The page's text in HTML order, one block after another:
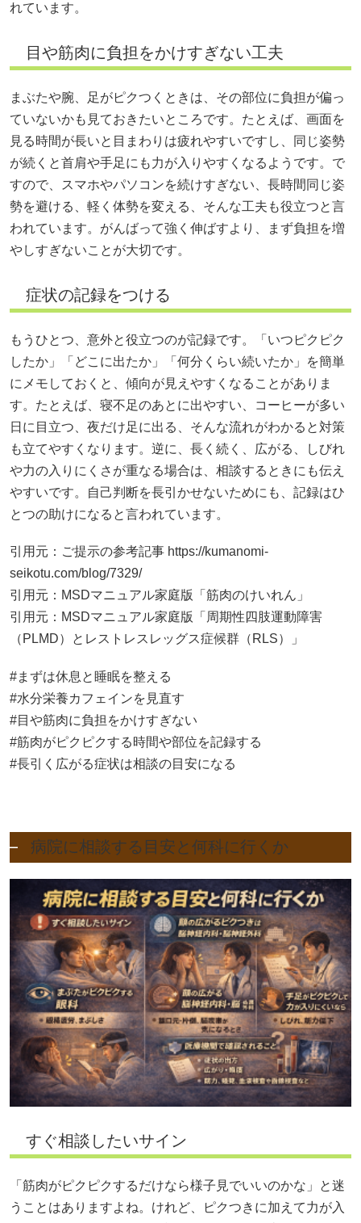
れています。
目や筋肉に負担をかけすぎない工夫
まぶたや腕、足がピクつくときは、その部位に負担が偏っ
ていないかも見ておきたいところです。たとえば、画面を
見る時間が長いと目まわりは疲れやすいですし、同じ姿勢
が続くと首肩や手足にも力が入りやすくなるようです。で
すので、スマホやパソコンを続けすぎない、長時間同じ姿
勢を避ける、軽く体勢を変える、そんな工夫も役立つと言
われています。がんばって強く伸ばすより、まず負担を増
やしすぎないことが大切です。
症状の記録をつける
もうひとつ、意外と役立つのが記録です。「いつピクピク
したか」「どこに出たか」「何分くらい続いたか」を簡単
にメモしておくと、傾向が見えやすくなることがありま
す。たとえば、寝不足のあとに出やすい、コーヒーが多い
日に目立つ、夜だけ足に出る、そんな流れがわかると対策
も立てやすくなります。逆に、長く続く、広がる、しびれ
や力の入りにくさが重なる場合は、相談するときにも伝え
やすいです。自己判断を長引かせないためにも、記録はひ
とつの助けになると言われています。
引用元：ご提示の参考記事 https://kumanomi-
seikotu.com/blog/7329/
引用元：MSDマニュアル家庭版「筋肉のけいれん」
引用元：MSDマニュアル家庭版「周期性四肢運動障害
（PLMD）とレストレスレッグス症候群（RLS）」
#まずは休息と睡眠を整える
#水分栄養カフェインを見直す
#目や筋肉に負担をかけすぎない
#筋肉がピクピクする時間や部位を記録する
#長引く広がる症状は相談の目安になる
病院に相談する目安と何科に行くか
すぐ相談したいサイン
「筋肉がピクピクするだけなら様子見でいいのかな」と迷
うことはありますよね。けれど、ピクつきに加えて力が入